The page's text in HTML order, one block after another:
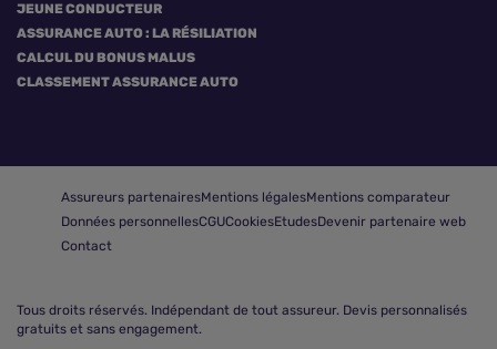
JEUNE CONDUCTEUR
ASSURANCE AUTO : LA RÉSILIATION
CALCUL DU BONUS MALUS
CLASSEMENT ASSURANCE AUTO
Assureurs partenairesMentions légalesMentions comparateur
Données personnellesCGUCookiesEtudesDevenir partenaire web
Contact
Tous droits réservés. Indépendant de tout assureur. Devis personnalisés
gratuits et sans engagement.